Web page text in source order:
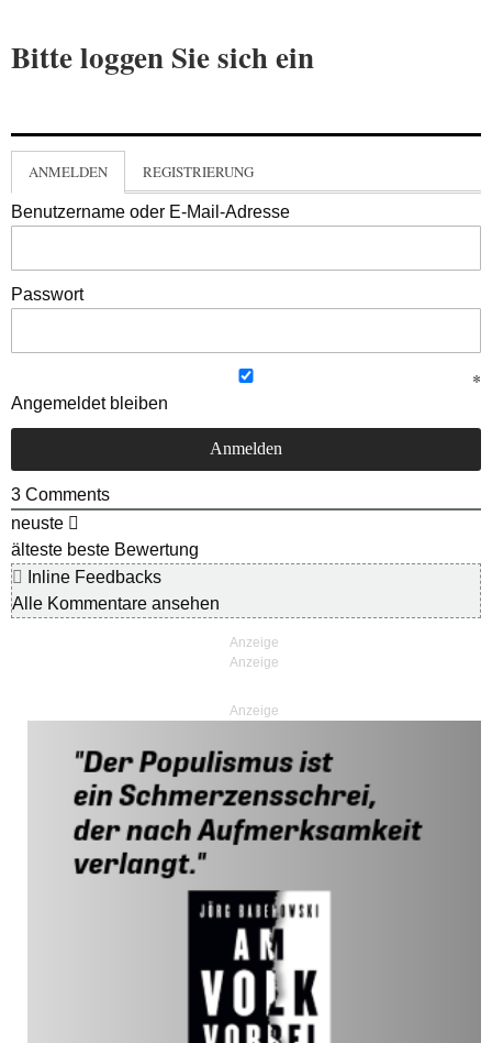
Bitte loggen Sie sich ein
ANMELDEN REGISTRIERUNG
Benutzername oder E-Mail-Adresse
Passwort
Angemeldet bleiben
3 Comments
neuste
älteste beste Bewertung
Inline Feedbacks
Alle Kommentare ansehen
Anzeige